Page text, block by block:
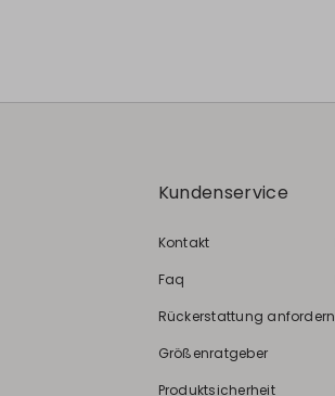
Kundenservice
Kontakt
Faq
Rückerstattung anfordern
Größenratgeber
Produktsicherheit